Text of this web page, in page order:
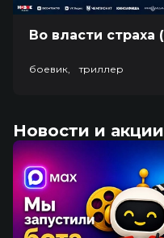
боевик, триллер
Новости и акции